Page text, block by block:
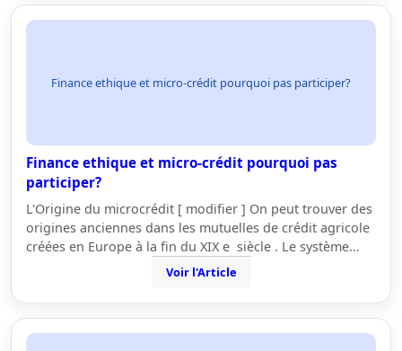
Finance ethique et micro-crédit pourquoi pas participer?
Finance ethique et micro-crédit pourquoi pas
participer?
L'Origine du microcrédit [ modifier ] On peut trouver des
origines anciennes dans les mutuelles de crédit agricole
créées en Europe à la fin du XIX e siècle . Le système…
Voir l'Article